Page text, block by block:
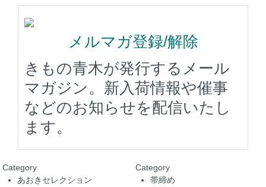
メルマガ登録/解除
きもの青木が発行するメール
マガジン。新入荷情報や催事
などのお知らせを配信いたし
ます。
Category
あおきセレクション
Category
帯締め